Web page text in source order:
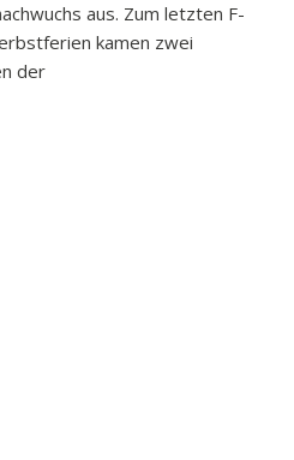
aus. Zum letzten F-
kamen zwei
der